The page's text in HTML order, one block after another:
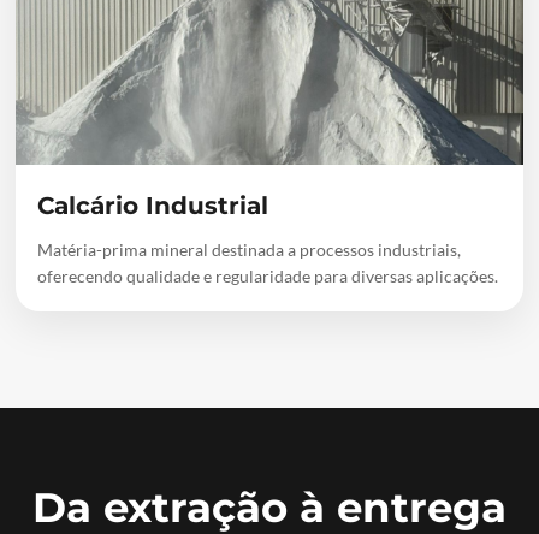
Calcário Industrial
Matéria-prima mineral destinada a processos industriais,
oferecendo qualidade e regularidade para diversas aplicações.
Da extração à entrega